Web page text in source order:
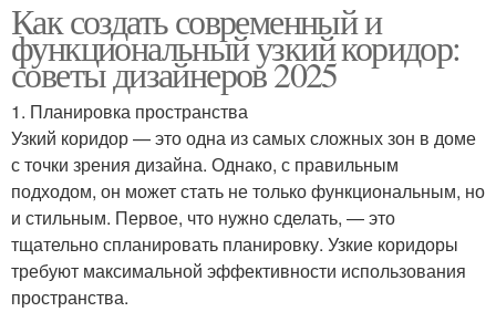
Как создать современный и
функциональный узкий коридор:
советы дизайнеров 2025
1. Планировка пространства
Узкий коридор — это одна из самых сложных зон в доме
с точки зрения дизайна. Однако, с правильным
подходом, он может стать не только функциональным, но
и стильным. Первое, что нужно сделать, — это
тщательно спланировать планировку. Узкие коридоры
требуют максимальной эффективности использования
пространства.